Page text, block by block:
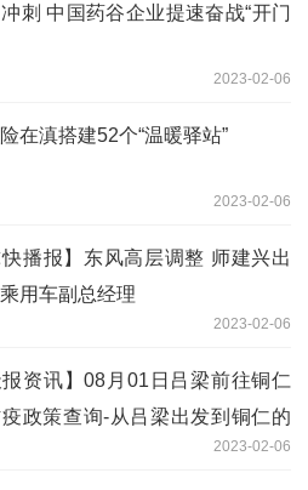
刺 中国药谷企业提速奋战“开门
2023-02-06
在滇搭建52个“温暖驿站”
2023-02-06
快播报】东风高层调整 师建兴出
用车副总经理
2023-02-06
报资讯】08月01日吕梁前往铜仁
政策查询-从吕梁出发到铜仁的
2023-02-06